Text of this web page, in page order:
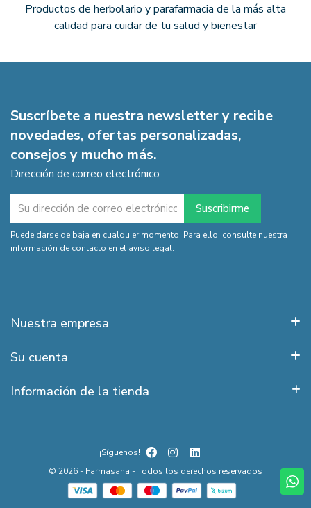
Productos de herbolario y parafarmacia de la más alta
calidad para cuidar de tu salud y bienestar
Suscríbete a nuestra newsletter y recibe
novedades, ofertas personalizadas,
consejos y mucho más.
Dirección de correo electrónico
Puede darse de baja en cualquier momento. Para ello, consulte nuestra
información de contacto en el aviso legal.
Nuestra empresa
Su cuenta
Información de la tienda
© 2026 - Farmasana - Todos los derechos reservados
¡Síguenos!